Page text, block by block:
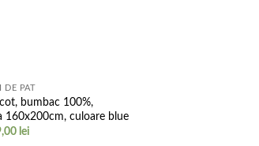
DE PAT
bumbac 100%,
160x200cm, culoare blue
lei